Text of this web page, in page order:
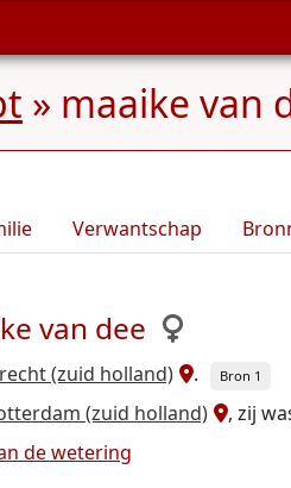
» maaike van
Verwantschap
van dee
(zuid holland) . Bron 1
(zuid holland) , zij
de wetering